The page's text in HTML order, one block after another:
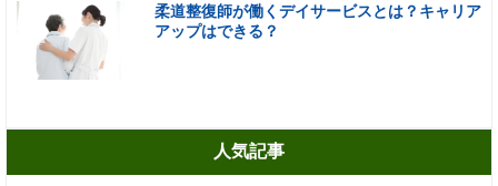
柔道整復師が働くデイサービスとは？キャリア
アップはできる？
人気記事